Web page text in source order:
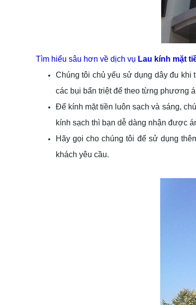
Tìm hiểu sâu hơn về dịch vụ Lau kính mặt
Chúng tôi chủ yếu sử dụng dây đu
các bụi bẩn triệt để theo từng phương
Để kính mặt tiền luôn sạch và sáng,
kính sạch thì bạn dễ dàng nhận được
Hãy gọi cho chúng tôi để sử dụng
khách yêu cầu.